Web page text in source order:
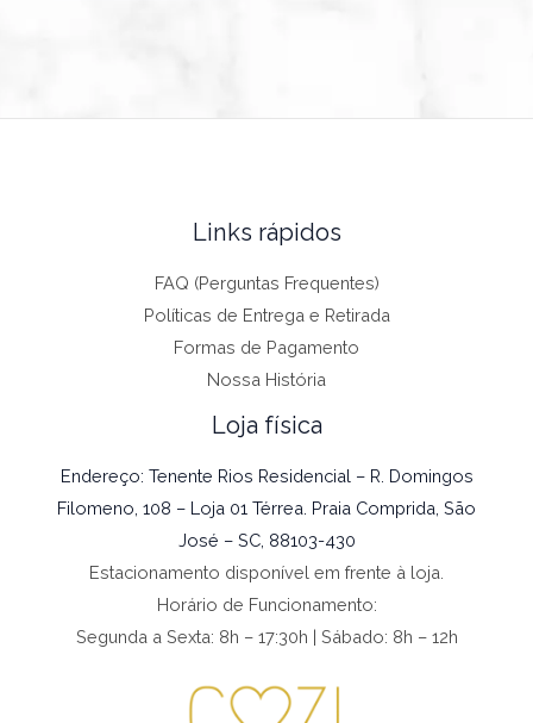
Links rápidos
FAQ (Perguntas Frequentes)
Políticas de Entrega e Retirada
Formas de Pagamento
Nossa História
Loja física
Endereço: Tenente Rios Residencial – R. Domingos
Filomeno, 108 – Loja 01 Térrea. Praia Comprida, São
José – SC, 88103-430
Estacionamento disponível em frente à loja.
Horário de Funcionamento:
Segunda a Sexta: 8h – 17:30h | Sábado: 8h – 12h